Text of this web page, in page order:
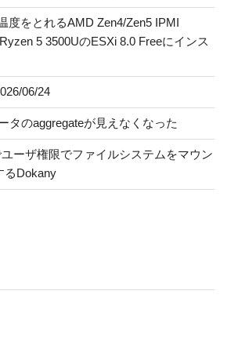
度をとれるAMD Zen4/Zen5 IPMI
5 3500UのESXi 8.0 Freeにインス
06/24
タのaggregateが見えなくなった
ーザ権限でファイルシステムをマウン
るDokany